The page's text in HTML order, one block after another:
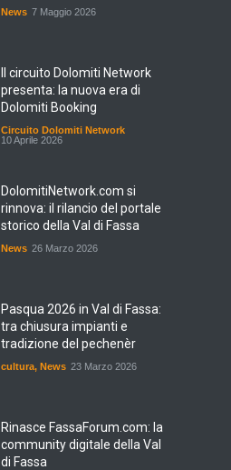
News 7 Maggio 2026
Il circuito Dolomiti Network
presenta: la nuova era di
Dolomiti Booking
Circuito Dolomiti Network
10 Aprile 2026
DolomitiNetwork.com si
rinnova: il rilancio del portale
storico della Val di Fassa
News 26 Marzo 2026
Pasqua 2026 in Val di Fassa:
tra chiusura impianti e
tradizione del pechenèr
cultura, News 23 Marzo 2026
Rinasce FassaForum.com: la
community digitale della Val
di Fassa